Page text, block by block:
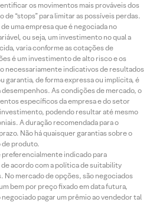
os movimentos mais prováveis dos
“stops” para limitar as possíveis perdas.
uma empresa que é negociada no
ou seja, um investimento no qual a
varia conforme as cotações de
é um investimento de alto risco e os
necessariamente indicativos de resultados
garantia, de forma expressa ou implícita, é
As condições de mercado, o
específicos da empresa e do setor
podendo resultar até mesmo
A duração recomendada para o
Não há quaisquer garantias sobre o
produto.
indicado para
acordo com a política de suitability
No mercado de opções, são negociados
bem por preço fixado em data futura,
pagar um prêmio ao vendedor tal